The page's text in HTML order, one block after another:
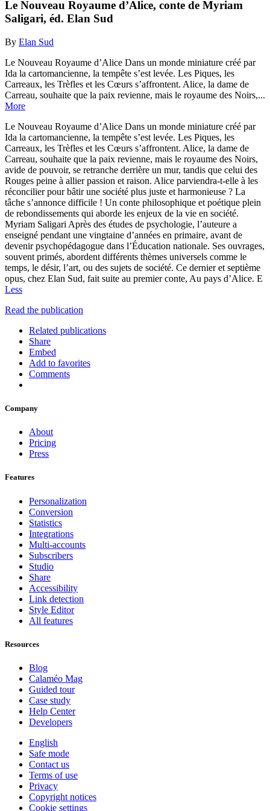
Le Nouveau Royaume d’Alice, conte de Myriam
Saligari, éd. Elan Sud
By Elan Sud
Le Nouveau Royaume d’Alice Dans un monde miniature créé par
Ida la cartomancienne, la tempête s’est levée. Les Piques, les
Carreaux, les Trèfles et les Cœurs s’affrontent. Alice, la dame de
Carreau, souhaite que la paix revienne, mais le royaume des Noirs,...
More
Le Nouveau Royaume d’Alice Dans un monde miniature créé par
Ida la cartomancienne, la tempête s’est levée. Les Piques, les
Carreaux, les Trèfles et les Cœurs s’affrontent. Alice, la dame de
Carreau, souhaite que la paix revienne, mais le royaume des Noirs,
avide de pouvoir, se retranche derrière un mur, tandis que celui des
Rouges peine à allier passion et raison. Alice parviendra-t-elle à les
réconcilier pour bâtir une société plus juste et harmonieuse ? La
tâche s’annonce difficile ! Un conte philosophique et poétique plein
de rebondissements qui aborde les enjeux de la vie en société.
Myriam Saligari Après des études de psychologie, l’auteure a
enseigné pendant une vingtaine d’années en primaire, avant de
devenir psychopédagogue dans l’Éducation nationale. Ses ouvrages,
souvent primés, abordent différents thèmes universels comme le
temps, le désir, l’art, ou des sujets de société. Ce dernier et septième
opus, chez Elan Sud, fait suite au premier conte, Au pays d’Alice. E
Less
Read the publication
Related publications
Share
Embed
Add to favorites
Comments
Company
About
Pricing
Press
Features
Personalization
Conversion
Statistics
Integrations
Multi-accounts
Subscribers
Studio
Share
Accessibility
Link detection
Style Editor
All features
Resources
Blog
Calaméo Mag
Guided tour
Case study
Help Center
Developers
English
Safe mode
Contact us
Terms of use
Privacy
Copyright notices
Cookie settings